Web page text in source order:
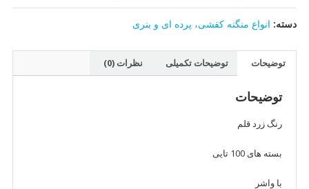
و
پرده
سیاه
دسته: انواع منگنه کفشی، پرده ای و بنری
توضیحات توضیحات تکمیلی نظرات (0)
توضیحات
رنگ زرد قلم
بسته های 100 تایی
با واشر